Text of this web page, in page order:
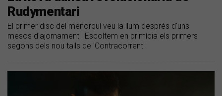
Rudymentari
El primer disc del menorquí veu la llum després d'uns
mesos d'ajornament | Escoltem en primícia els primers
segons dels nou talls de 'Contracorrent'